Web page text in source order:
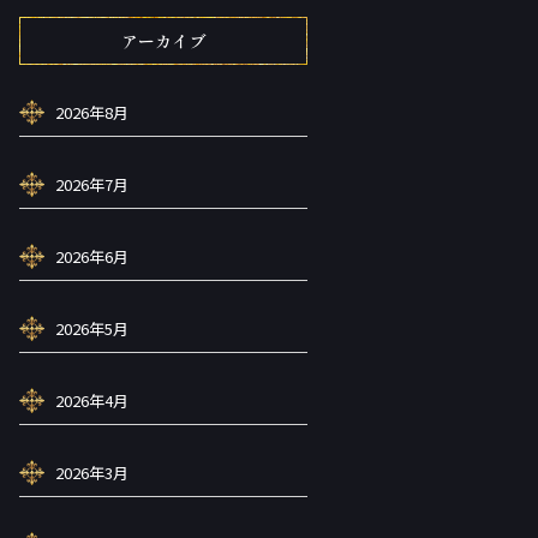
アーカイブ
2026年8月
2026年7月
2026年6月
2026年5月
2026年4月
2026年3月